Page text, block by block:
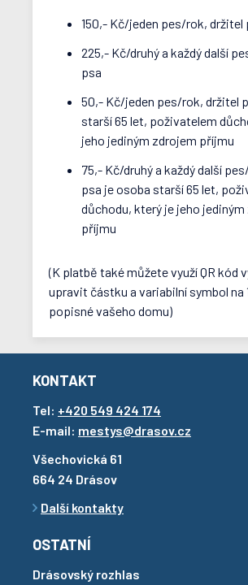
150,- Kč/jeden pes/rok, držitel
225,- Kč/druhý a každý další
psa
50,- Kč/jeden pes/rok, držitel
starší 65 let, poživatelem
jeho jediným zdrojem příjmu
75,- Kč/druhý a každý další
psa je osoba starší 65 let,
důchodu, který je jeho
příjmu
(K platbě také můžete využí QR kód
upravit částku a variabilní symbol na
popisné vašeho domu)
KONTAKT
Tel: +420 549 424 174
E-mail: mestys@drasov.cz
Všechovická 61
664 24 Drásov
Další kontakty
OSTATNÍ
Drásovský rozhlas